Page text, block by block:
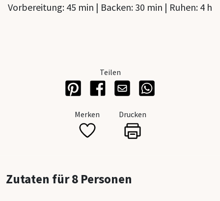
Vorbereitung: 45 min | Backen: 30 min | Ruhen: 4 h
Merken Drucken
Teilen
Zutaten für 8 Personen